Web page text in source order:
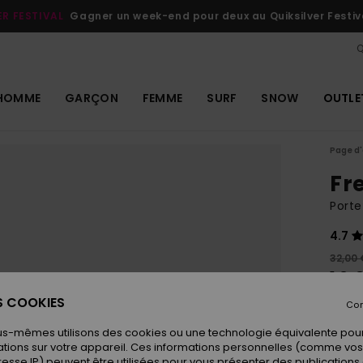
FESTIVAL Gagner un week-end pour deux au Quiksilver
GARÇON FEMME SURF SNOW
Page
4.7
32,00
COOKIES
mêmes utilisons des cookies ou une technologie équivalente
sur votre appareil. Ces informations personnelles (comme